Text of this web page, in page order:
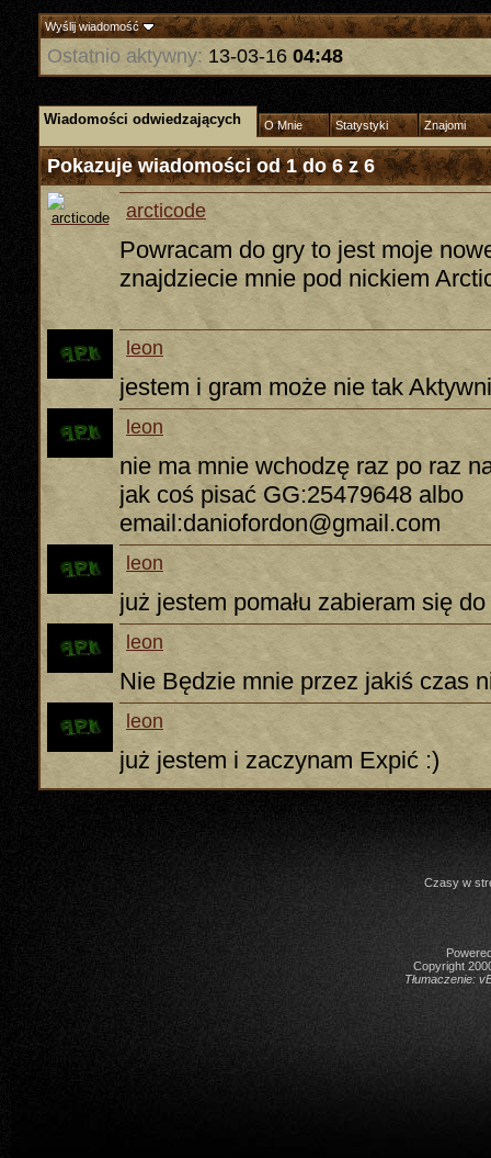
Wyślij wiadomość
Ostatnio aktywny: 13-03-16 04:48
Wiadomości odwiedzających O Mnie Statystyki Znajomi
Pokazuje wiadomości od 1 do6z6
arcticode
Powracam do gry to jest moje
znajdziecie mnie pod nickiem
leon
jestem i gram może nie tak
leon
nie ma mnie wchodzę raz po raz
jak coś pisać GG:25479648 albo
email:daniofordon@gmail.com
leon
już jestem pomału zabieram się
leon
Nie Będzie mnie przez jakiś czas
leon
już jestem i zaczynam Expić :)
Czasy w
Copyright
Tłumaczenie: